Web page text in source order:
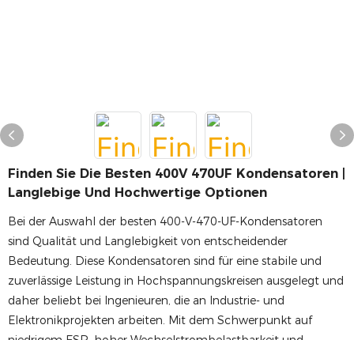
Finden Sie Die Besten 400V 470UF Kondensatoren |
Langlebige Und Hochwertige Optionen
Bei der Auswahl der besten 400-V-470-UF-Kondensatoren
sind Qualität und Langlebigkeit von entscheidender
Bedeutung. Diese Kondensatoren sind für eine stabile und
zuverlässige Leistung in Hochspannungskreisen ausgelegt und
daher beliebt bei Ingenieuren, die an Industrie- und
Elektronikprojekten arbeiten. Mit dem Schwerpunkt auf